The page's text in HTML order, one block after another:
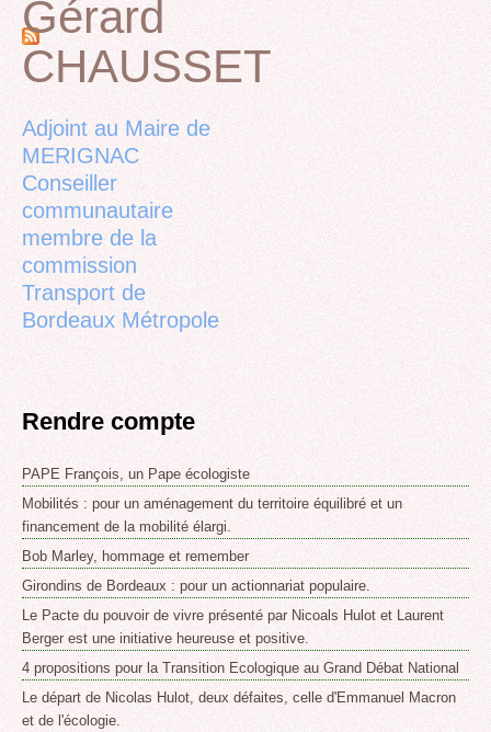
Pages
Back
to
Gérard
CHAUSSET
Adjoint au Maire de
MERIGNAC
Conseiller
communautaire
membre de la
commission
Transport de
Bordeaux Métropole
Rendre compte
PAPE François, un Pape écologiste
Mobilités : pour un aménagement du territoire équilibré et un
financement de la mobilité élargi.
Bob Marley, hommage et remember
Girondins de Bordeaux : pour un actionnariat populaire.
Le Pacte du pouvoir de vivre présenté par Nicoals Hulot et Laurent
Berger est une initiative heureuse et positive.
4 propositions pour la Transition Ecologique au Grand Débat National
Le départ de Nicolas Hulot, deux défaites, celle d'Emmanuel Macron
et de l'écologie.